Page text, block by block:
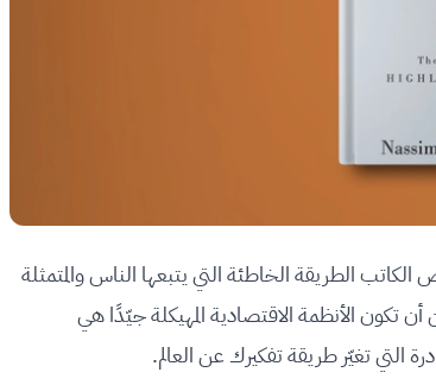
الطريقة الخاطئة التي يتبعها الناس والمتمثلة
تكون الأنظمة الاقتصادية المهيكلة جيّدًا هي
التي تغيّر طريقة تفكيرك عن العالم.